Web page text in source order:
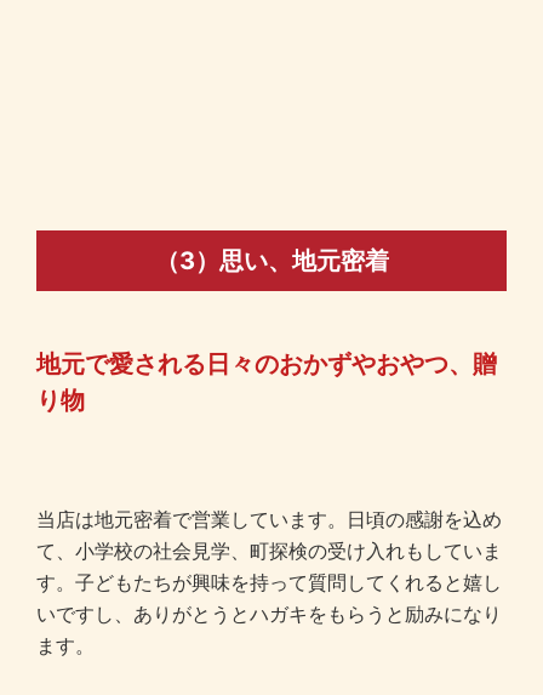
（3）思い、地元密着
地元で愛される日々のおかずやおやつ、贈
り物
当店は地元密着で営業しています。日頃の感謝を込め
て、小学校の社会見学、町探検の受け入れもしていま
す。子どもたちが興味を持って質問してくれると嬉し
いですし、ありがとうとハガキをもらうと励みになり
ます。